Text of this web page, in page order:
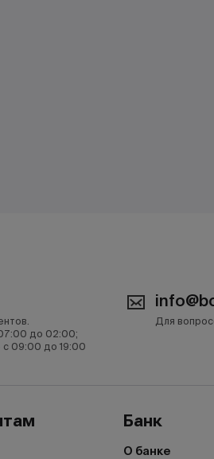
до 02:00;
09:00 до 19:00
Для
Банк
О банке